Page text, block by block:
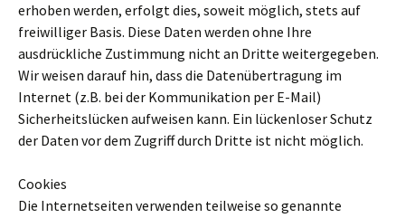
erhoben werden, erfolgt dies, soweit möglich, stets auf
freiwilliger Basis. Diese Daten werden ohne Ihre
ausdrückliche Zustimmung nicht an Dritte weitergegeben.
Wir weisen darauf hin, dass die Datenübertragung im
Internet (z.B. bei der Kommunikation per E-Mail)
Sicherheitslücken aufweisen kann. Ein lückenloser Schutz
der Daten vor dem Zugriff durch Dritte ist nicht möglich.
Cookies
Die Internetseiten verwenden teilweise so genannte